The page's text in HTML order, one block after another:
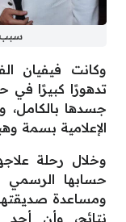
سبب
وكانت فيفيان
تدهورًا كبيرًا في
جسدها
الإعلامية بسمة
وخلال رحلة
حسابها الرسمي
ومساعدة
نتائج، وأن أحد